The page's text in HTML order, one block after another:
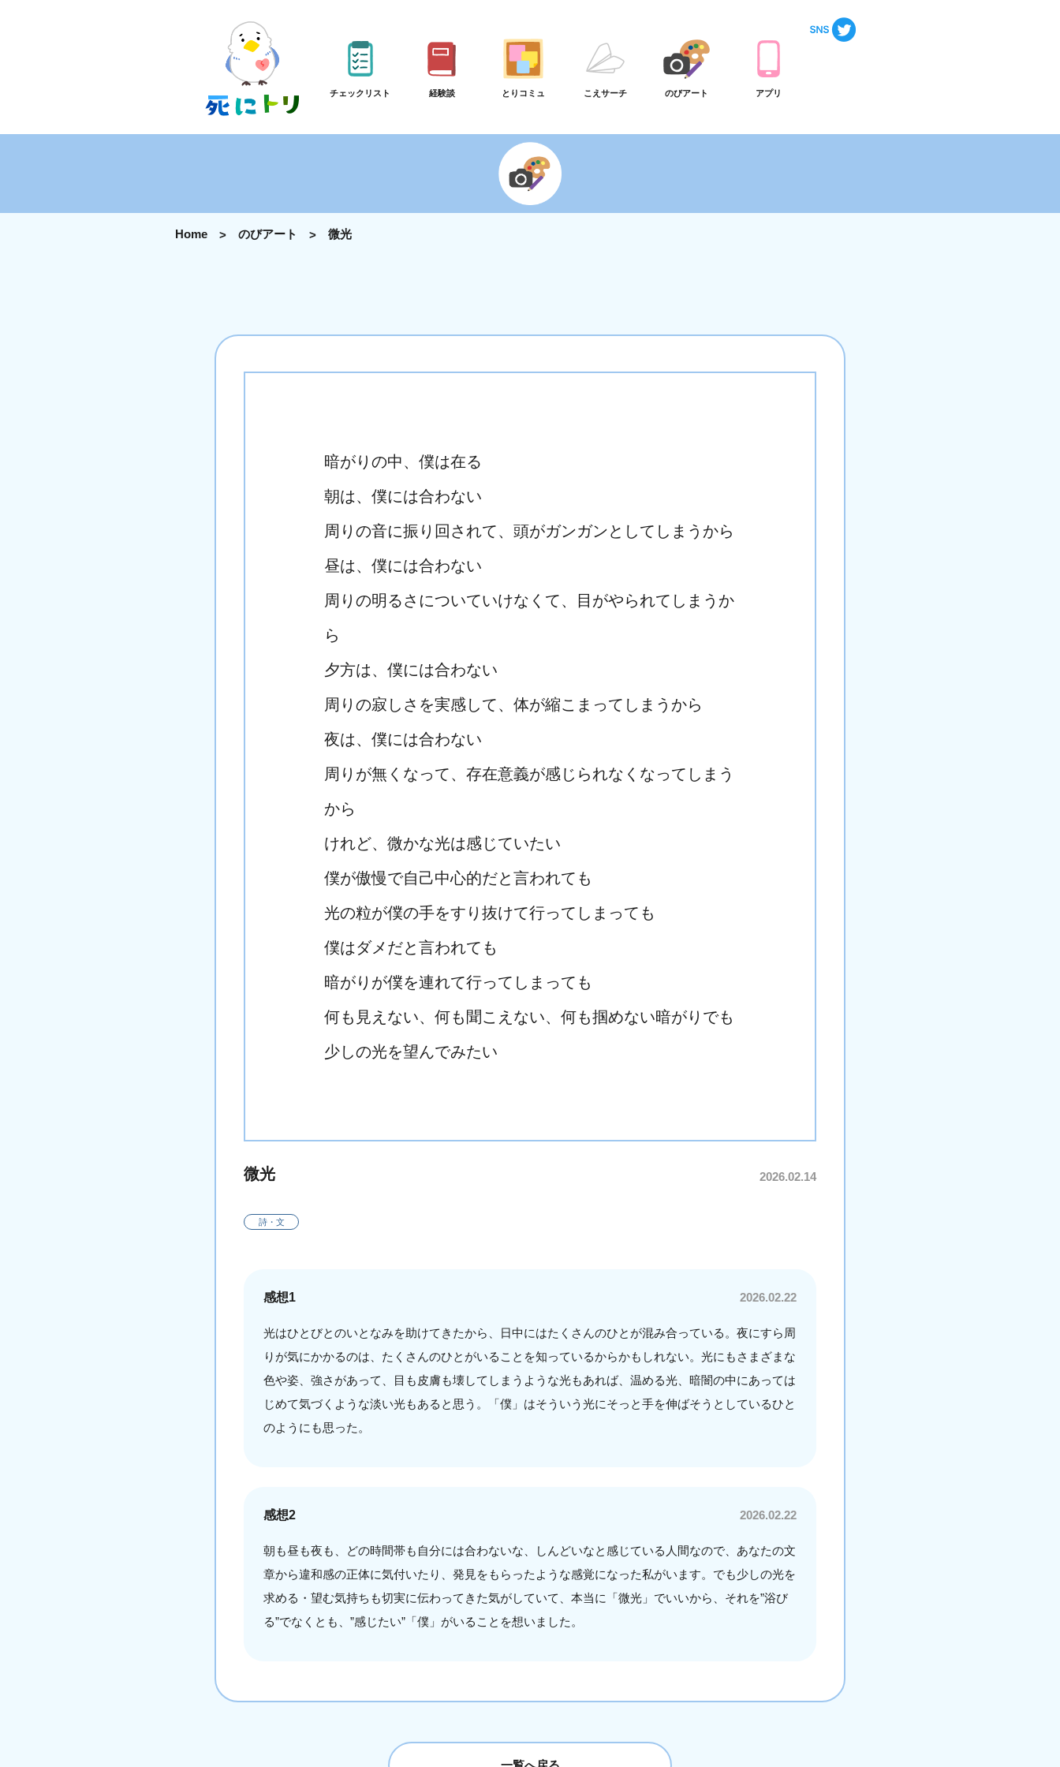
チェックリスト 経験談 とりコミュ こえサーチ のびアート アプリ
Home のびアート 微光
暗がりの中、僕は在る
朝は、僕には合わない
周りの音に振り回されて、頭がガンガンとしてしまうから
昼は、僕には合わない
周りの明るさについていけなくて、目がやられてしまうか
ら
夕方は、僕には合わない
周りの寂しさを実感して、体が縮こまってしまうから
夜は、僕には合わない
周りが無くなって、存在意義が感じられなくなってしまう
から
けれど、微かな光は感じていたい
僕が傲慢で自己中心的だと言われても
光の粒が僕の手をすり抜けて行ってしまっても
僕はダメだと言われても
暗がりが僕を連れて行ってしまっても
何も見えない、何も聞こえない、何も掴めない暗がりでも
少しの光を望んでみたい
微光 2026.02.14
詩・文
感想1 2026.02.22
光はひとびとのいとなみを助けてきたから、日中にはたくさんのひとが混み合っている。夜にすら周
りが気にかかるのは、たくさんのひとがいることを知っているからかもしれない。光にもさまざまな
色や姿、強さがあって、目も皮膚も壊してしまうような光もあれば、温める光、暗闇の中にあっては
じめて気づくような淡い光もあると思う。「僕」はそういう光にそっと手を伸ばそうとしているひと
のようにも思った。
感想2 2026.02.22
朝も昼も夜も、どの時間帯も自分には合わないな、しんどいなと感じている人間なので、あなたの文
章から違和感の正体に気付いたり、発見をもらったような感覚になった私がいます。でも少しの光を
求める・望む気持ちも切実に伝わってきた気がしていて、本当に「微光」でいいから、それを”浴び
る”でなくとも、”感じたい”「僕」がいることを想いました。